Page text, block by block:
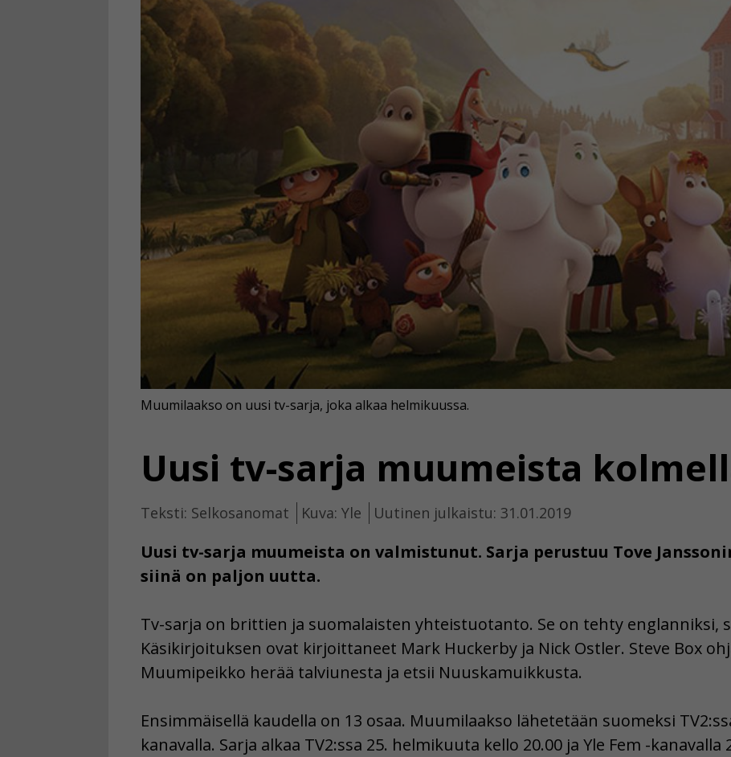
Uusi tv-sarja muumeista
Teksti: Selkosanomat Kuva: Yle Uutinen julkaistu: 31.01.2019
Uusi tv-sarja muumeista on valmistunut. Sarja perustuu Tove
siinä on paljon uutta.
Muumilaakso on uusi tv-sarja, joka alkaa helmikuussa.
Tv-sarja on brittien ja suomalaisten yhteistuotanto. Se on tehty englanniksi,
Käsikirjoituksen ovat kirjoittaneet Mark Huckerby ja Nick Ostler. Steve Box
Muumipeikko herää talviunesta ja etsii Nuuskamuikkusta.
Ensimmäisellä kaudella on 13 osaa. Muumilaakso lähetetään suomeksi
kanavalla. Sarja alkaa TV2:ssa 25. helmikuuta kello 20.00 ja Yle Fem -